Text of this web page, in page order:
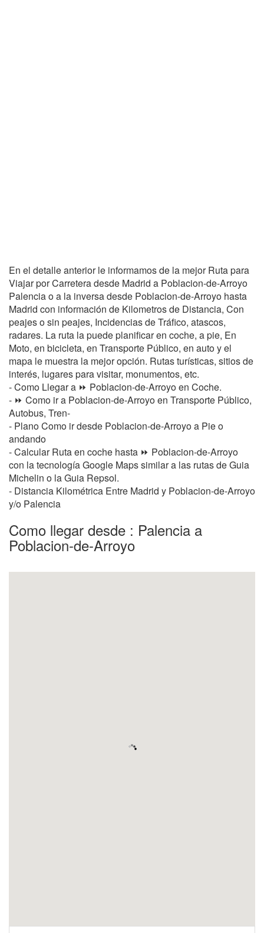
En el detalle anterior le informamos de la mejor Ruta para
Viajar por Carretera desde Madrid a Poblacion-de-Arroyo
Palencia o a la inversa desde Poblacion-de-Arroyo hasta
Madrid con información de Kilometros de Distancia, Con
peajes o sin peajes, Incidencias de Tráfico, atascos,
radares. La ruta la puede planificar en coche, a pie, En
Moto, en bicicleta, en Transporte Público, en auto y el
mapa le muestra la mejor opción. Rutas turísticas, sitios de
interés, lugares para visitar, monumentos, etc.
- Como Llegar a ⏩ Poblacion-de-Arroyo en Coche.
- ⏩ Como ir a Poblacion-de-Arroyo en Transporte Público,
Autobus, Tren-
- Plano Como ir desde Poblacion-de-Arroyo a Pie o
andando
- Calcular Ruta en coche hasta ⏩ Poblacion-de-Arroyo
con la tecnología Google Maps similar a las rutas de Guia
Michelin o la Guia Repsol.
- Distancia Kilométrica Entre Madrid y Poblacion-de-Arroyo
y/o Palencia
Como llegar desde : Palencia a
Poblacion-de-Arroyo